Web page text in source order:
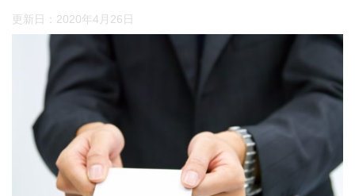
更新日： 2020年4月26日